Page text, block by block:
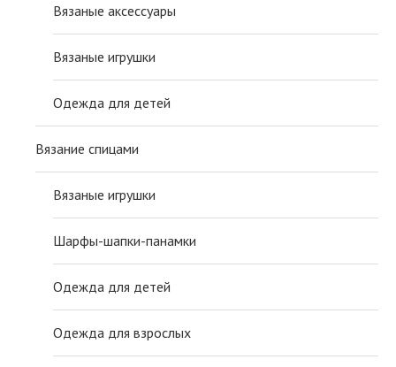
Вязаные аксессуары
Вязаные игрушки
Одежда для детей
Вязание спицами
Вязаные игрушки
Шарфы-шапки-панамки
Одежда для детей
Одежда для взрослых